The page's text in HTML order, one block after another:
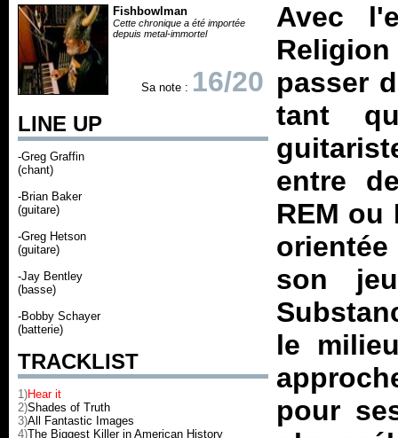
Fishbowlman
Cette chronique a été importée
depuis metal-immortel
Sa note : 16/20
LINE UP
-Greg Graffin
(chant)
-Brian Baker
(guitare)
-Greg Hetson
(guitare)
-Jay Bentley
(basse)
-Bobby Schayer
(batterie)
TRACKLIST
1)Hear it
2)Shades of Truth
3)All Fantastic Images
4)The Biggest Killer in American History
Avec
passer
tant
entre
REM ou
son
le
pour